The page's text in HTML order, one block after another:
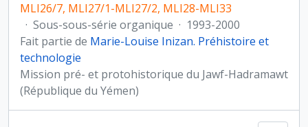
MLI26/7, MLI27/1-MLI27/2, MLI28-MLI33
· Sous-sous-série organique · 1993-2000
Fait partie de Marie-Louise Inizan. Préhistoire et
technologie
Mission pré- et protohistorique du Jawf-Hadramawt
(République du Yémen)